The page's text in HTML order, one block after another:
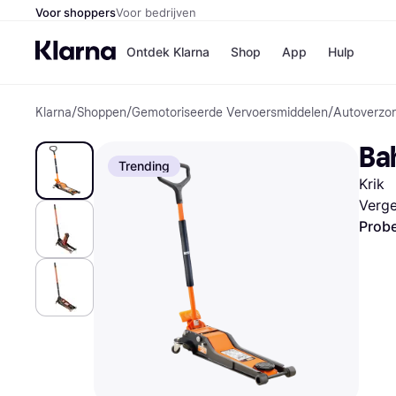
Voor shoppersVoor bedrijven
Ontdek Klarna Shop
Winkels
Bol
H&M
App Hulp
Klarna/Shoppen/Gemotoriseerde Vervoersmiddelen/
Trending
Krik